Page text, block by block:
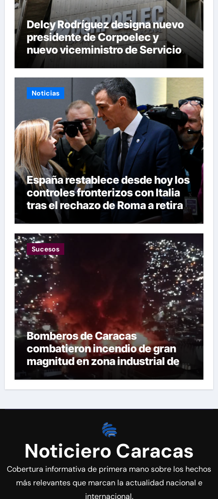
Delcy Rodríguez designa nuevo
presidente de Corpoelec y
nuevo viceministro de Servicios
Eléctricos
Noticias
España restablece desde hoy los
controles fronterizos con Italia
tras el rechazo de Roma a retirar
las restricciones
Sucesos
Bomberos de Caracas
combatieron incendio de gran
magnitud en zona industrial de El
Llanito
Noticiero Caracas
Cobertura informativa de primera mano sobre los hechos
más relevantes que marcan la actualidad nacional e
internacional.